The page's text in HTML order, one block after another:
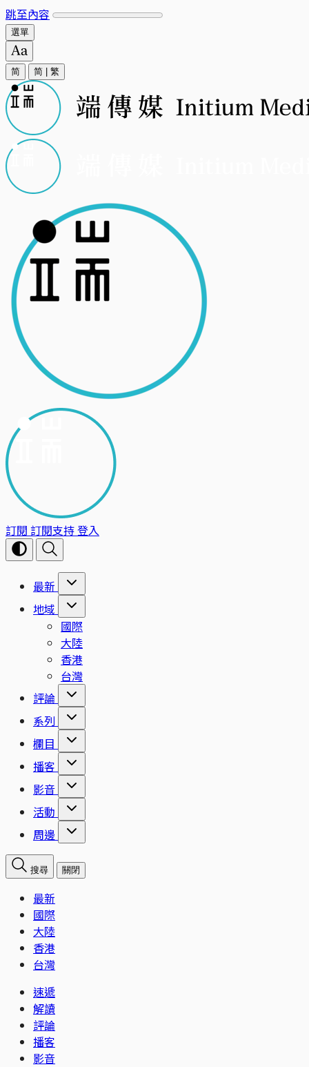
跳至內容
選單
简 简 繁
訂閱 訂閱支持登入
最新
地域
國際
大陸
香港
台灣
評論
系列
欄目
播客
影音
活動
周邊
搜尋 關閉
最新
國際
大陸
香港
台灣
速遞
解讀
評論
播客
影音